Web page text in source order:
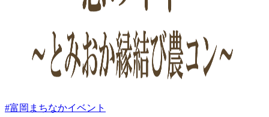
#富岡まちなかイベント